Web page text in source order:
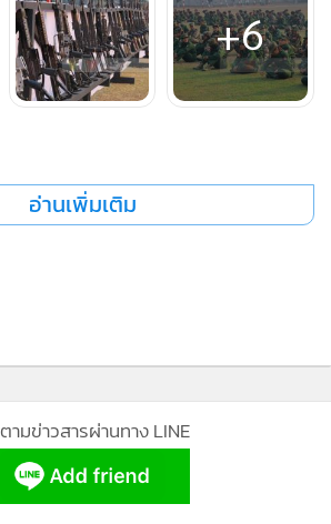
อเช้าวันนี้ มี อู มิวอ่อง มุขมนตรีภา
หารของกองบัญชาการกองทัพภาคกลาง
อง และญาติพี่น้องของอดีต PDF ที่กลับ
ยุดสู้รบแล้ว อดีต PDF ทั้ง 506 คน ยังได้
อนรับโดยมุขมนตรีภาคมัณฑะเลย์และผู้
ลางแล้ว ยังได้มีการจัดเลี้ยงอาหารแก่
กับครอบครัวอีกด้วย
+6